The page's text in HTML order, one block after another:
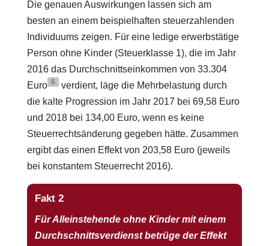
Die genauen Auswirkungen lassen sich am
besten an einem beispielhaften steuerzahlenden
Individuums zeigen. Für eine ledige erwerbstätige
Person ohne Kinder (Steuerklasse 1), die im Jahr
2016 das Durchschnittseinkommen von 33.304
Euro 6 verdient, läge die Mehrbelastung durch
die kalte Progression im Jahr 2017 bei 69,58 Euro
und 2018 bei 134,00 Euro, wenn es keine
Steuerrechtsänderung gegeben hätte. Zusammen
ergibt das einen Effekt von 203,58 Euro (jeweils
bei konstantem Steuerrecht 2016).
Fakt 2
Für Alleinstehende ohne Kinder mit einem
Durchschnittsverdienst betrüge der Effekt